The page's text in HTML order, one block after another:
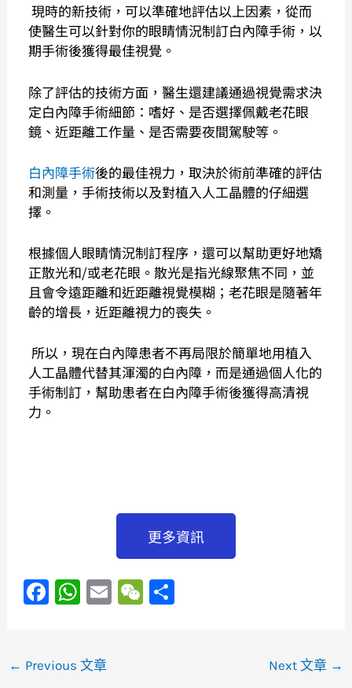
現時的新技術，可以準確地評估以上因素，從而
使醫生可以針對你的眼睛情況制訂白內障手術 ，以
期手術後獲得最佳視覺。
除了評估的技術方面，醫生還建議通過視覺需求決
定白內障手術細節：嗜好、是否選擇佩戴老花眼
鏡、近距離工作量、是否需要夜間駕駛等。
白內障手術後的最佳視力，取決於術前準確的評估
和測量，手術技術以及對植入人工晶體的仔細選
擇。
根據個人眼睛情況制訂程序，還可以幫助更好地矯
正散光和/或老花眼。散光是指光線聚焦不同，並
且會令遠距離和近距離視覺模糊；老花眼是隨著年
齡的增長，近距離視力的喪失。
所以，現在白內障患者不再局限於簡單地用植入
人工晶體代替其渾濁的白內障，而是通過個人化的
手術制訂，幫助患者在白內障手術後獲得高清視
力。
更多資訊
F
e
W
s
E
W
← Previous 文章 Next 文章 →